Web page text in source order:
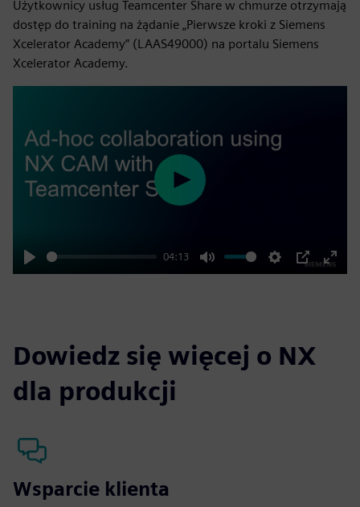
Użytkownicy usług Teamcenter Share w chmurze otrzymają
dostęp do training na żądanie „Pierwsze kroki z Siemens
Xcelerator Academy” (LAAS49000) na portalu Siemens
Xcelerator Academy.
Play
04:13
Mute Settings
PIP
Enter
Play
Dowiedz się więcej o NX
dla produkcji
Wsparcie klienta